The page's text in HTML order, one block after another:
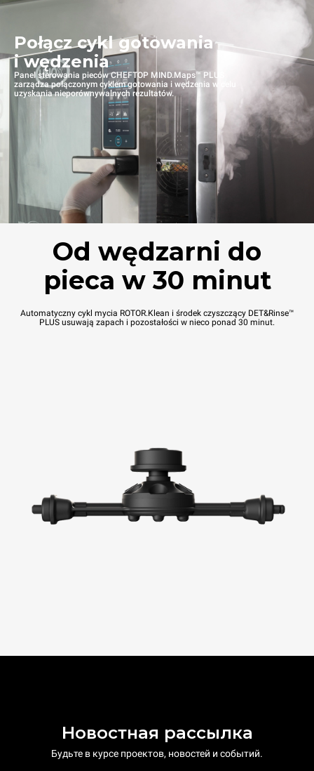
Połącz cykl gotowania
i wędzenia
Panel sterowania pieców CHEFTOP MIND.Maps™ PLUS
zarządza połączonym cyklem gotowania i wędzenia w celu
uzyskania nieporównywalnych rezultatów.
Od wędzarni do
pieca w 30 minut
Automatyczny cykl mycia ROTOR.Klean i środek czyszczący DET&Rinse™
PLUS usuwają zapach i pozostałości w nieco ponad 30 minut.
Новостная рассылка
Будьте в курсе проектов, новостей и событий.